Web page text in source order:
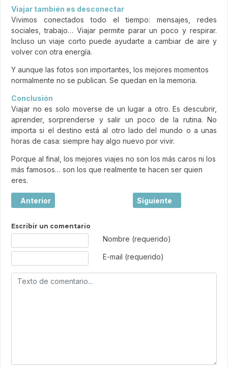
Viajar también es desconectar
Vivimos conectados todo el tiempo: mensajes, redes
sociales, trabajo… Viajar permite parar un poco y respirar.
Incluso un viaje corto puede ayudarte a cambiar de aire y
volver con otra energía.
Y aunque las fotos son importantes, los mejores momentos
normalmente no se publican. Se quedan en la memoria.
Conclusión
Viajar no es solo moverse de un lugar a otro. Es descubrir,
aprender, sorprenderse y salir un poco de la rutina. No
importa si el destino está al otro lado del mundo o a unas
horas de casa: siempre hay algo nuevo por vivir.
Porque al final, los mejores viajes no son los más caros ni los
más famosos… son los que realmente te hacen ser quien
eres.
Artículo anterior: El boom de los city breaks en España:
Anterior Artículo siguiente: Los
Siguiente
Escribir un comentario
Nombre (requerido)
E-mail (requerido)